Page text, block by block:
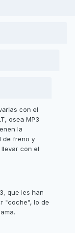
con el
osea MP3
la
de freno y
con el
que les han
"coche", lo de